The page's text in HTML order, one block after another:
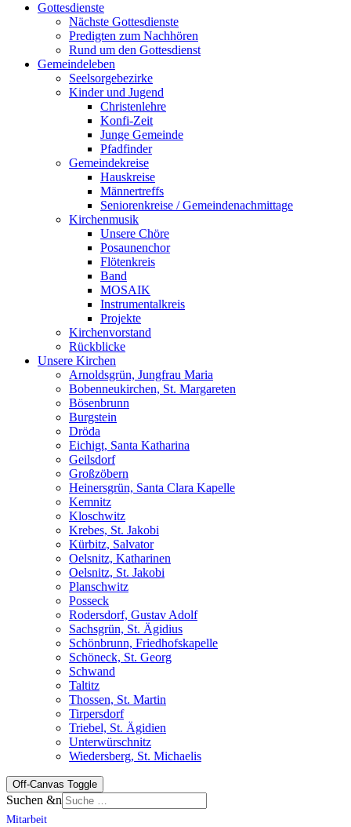
Gottesdienste
Nächste Gottesdienste
Predigten zum Nachhören
Rund um den Gottesdienst
Gemeindeleben
Seelsorgebezirke
Kinder und Jugend
Christenlehre
Konfi-Zeit
Junge Gemeinde
Pfadfinder
Gemeindekreise
Hauskreise
Männertreffs
Seniorenkreise / Gemeindenachmittage
Kirchenmusik
Unsere Chöre
Posaunenchor
Flötenkreis
Band
MOSAIK
Instrumentalkreis
Projekte
Kirchenvorstand
Rückblicke
Unsere Kirchen
Arnoldsgrün, Jungfrau Maria
Bobenneukirchen, St. Margareten
Bösenbrunn
Burgstein
Dröda
Eichigt, Santa Katharina
Geilsdorf
Großzöbern
Heinersgrün, Santa Clara Kapelle
Kemnitz
Kloschwitz
Krebes, St. Jakobi
Kürbitz, Salvator
Oelsnitz, Katharinen
Oelsnitz, St. Jakobi
Planschwitz
Posseck
Rodersdorf, Gustav Adolf
Sachsgrün, St. Ägidius
Schönbrunn, Friedhofskapelle
Schöneck, St. Georg
Schwand
Taltitz
Thossen, St. Martin
Tirpersdorf
Triebel, St. Ägidien
Unterwürschnitz
Wiedersberg, St. Michaelis
Off-Canvas Toggle
Suchen &n
Mitarbeit